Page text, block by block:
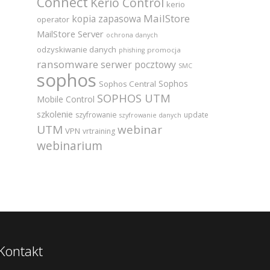
kerio
operator kopia zapasowa MailStore
MailStore Server ochrona danych
odzyskiwanie danych phishing promocja
ransomware serwer pocztowy SMC
sophos Sophos Central Sophos
Mobile Control SOPHOS UTM
szkolenie szyfrowanie szyfrowanie danych update
UTM VPN vrtraining webinar
webinarium